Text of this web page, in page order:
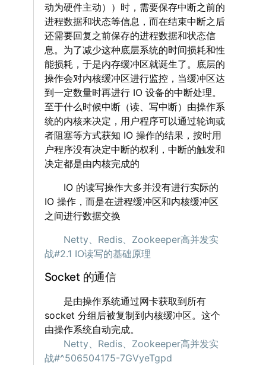
动为硬件主动））时，需要保存中断之前的
进程数据和状态等信息，而在结束中断之后
还需要回复之前保存的进程数据和状态信
息。为了减少这种底层系统的时间损耗和性
能损耗，于是内存缓冲区就诞生了。底层的
操作会对内核缓冲区进行监控，当缓冲区达
到一定数量时再进行 IO 设备的中断处理。
至于什么时候中断（读、写中断）由操作系
统的内核来决定，用户程序可以通过轮询或
者阻塞等方式获知 IO 操作的结果，按时用
户程序没有决定中断的权利，中断的触发和
决定都是由内核完成的
‌‌‌‌ IO 的读写操作大多并没有进行实际的
IO 操作，而是在进程缓冲区和内核缓冲区
之间进行数据交换
Netty、Redis、Zookeeper高并发实
战#2.1 IO读写的基础原理
Socket 的通信
‌‌‌‌ 是由操作系统通过网卡获取到所有
socket 分组后被复制到内核缓冲区。这个
由操作系统自动完成。
Netty、Redis、Zookeeper高并发实
战#^506504175-7GVyeTgpd